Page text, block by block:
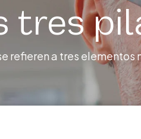
tres
refieren a tres